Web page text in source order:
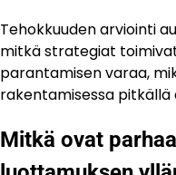
Tehokkuuden arviointi
mitkä strategiat
parantamisen varaa,
rakentamisessa pitkällä
Mitkä ovat